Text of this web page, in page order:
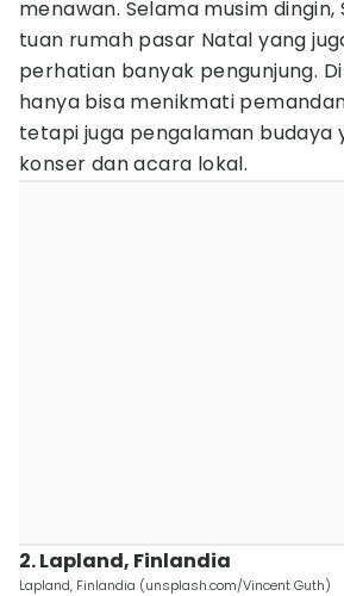
menawan. Selama musim
tuan rumah pasar Natal yang
perhatian banyak pengunjung.
hanya bisa menikmati
tetapi juga pengalaman budaya
konser dan acara lokal.
2. Lapland, Finlandia
Lapland, Finlandia (unsplash.com/Vincent Guth)